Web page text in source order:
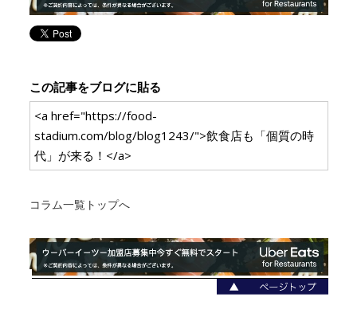
この記事をブログに貼る
<a href="https://food-
stadium.com/blog/blog1243/">飲食店も「個質の時
代」が来る！</a>
コラム一覧トップへ